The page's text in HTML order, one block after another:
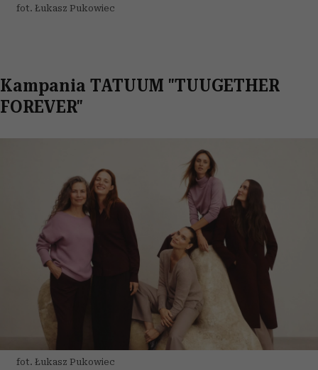
fot. Łukasz Pukowiec
Kampania TATUUM "TUUGETHER
FOREVER"
fot. Łukasz Pukowiec